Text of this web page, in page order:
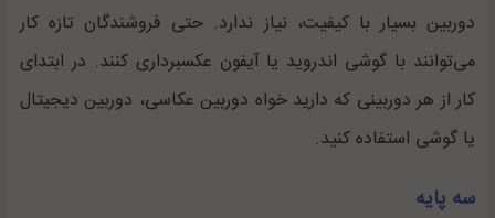
دوربین بسیار با کیفیت، نیاز ندارد. حتی فروشندگان تازه کار
می‌توانند با گوشی اندروید یا آیفون عکسبرداری کنند. در ابتدای
کار از هر دوربینی که دارید خواه دوربین عکاسی، دوربین دیجیتال
یا گوشی استفاده کنید.
سه پایه